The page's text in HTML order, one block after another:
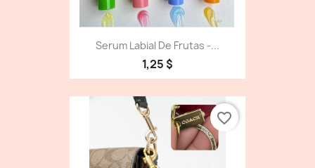
Serum Labial De Frutas -...
1,25 $
favorite_border